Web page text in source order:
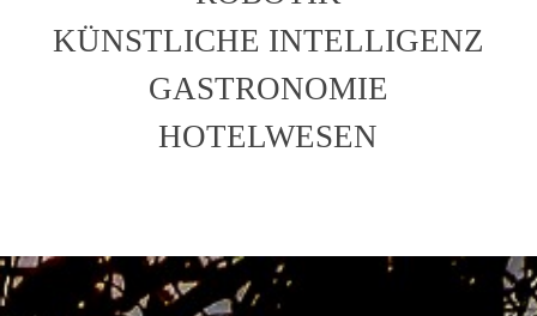
KÜNSTLICHE INTELLIGENZ
GASTRONOMIE
HOTELWESEN